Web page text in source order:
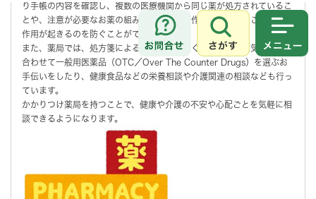
お問合せ
さがす
り手帳の内容を確認し、複数の医療機関から同じ薬が処方されているこ
とや、注意が必要なお薬の組み合わせ（相互作用）に気付くことで、副
作用が起きるのを防ぐことができます。
また、薬局では、処方箋による調剤だけでなく、薬剤師が病気の症状に
合わせて一般用医薬品（OTC／Over The Counter Drugs）を選ぶお
手伝いをしたり、健康食品などの栄養相談や介護関連の相談なども行っ
ています。
かかりつけ薬局を持つことで、健康や介護の不安や心配ごとを気軽に相
談できるようになります。